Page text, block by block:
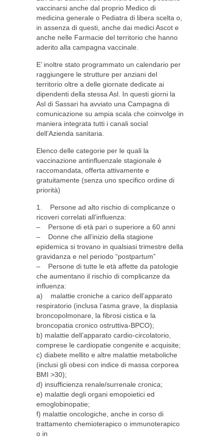
vaccinarsi anche dal proprio Medico di
medicina generale o Pediatra di libera scelta o,
in assenza di questi, anche dai medici Ascot e
anche nelle Farmacie del territorio che hanno
aderito alla campagna vaccinale.
E’ inoltre stato programmato un calendario per
raggiungere le strutture per anziani del
territorio oltre a delle giornate dedicate ai
dipendenti della stessa Asl. In questi giorni la
Asl di Sassari ha avviato una Campagna di
comunicazione su ampia scala che coinvolge in
maniera integrata tutti i canali social
dell’Azienda sanitaria.
Elenco delle categorie per le quali la
vaccinazione antinfluenzale stagionale è
raccomandata, offerta attivamente e
gratuitamente (senza uno specifico ordine di
priorità)
1. Persone ad alto rischio di complicanze o
ricoveri correlati all’influenza:
– Persone di età pari o superiore a 60 anni
– Donne che all’inizio della stagione
epidemica si trovano in qualsiasi trimestre della
gravidanza e nel periodo “postpartum”
– Persone di tutte le età affette da patologie
che aumentano il rischio di complicanze da
influenza:
a) malattie croniche a carico dell’apparato
respiratorio (inclusa l’asma grave, la displasia
broncopolmonare, la fibrosi cistica e la
broncopatia cronico ostruttiva-BPCO);
b) malattie dell’apparato cardio-circolatorio,
comprese le cardiopatie congenite e acquisite;
c) diabete mellito e altre malattie metaboliche
(inclusi gli obesi con indice di massa corporea
BMI >30);
d) insufficienza renale/surrenale cronica;
e) malattie degli organi emopoietici ed
emoglobinopatie;
f) malattie oncologiche, anche in corso di
trattamento chemioterapico o immunoterapico
o in